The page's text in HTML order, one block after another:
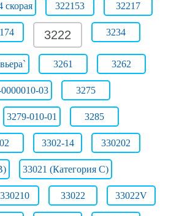
скорая 322153 32217
3222 3234
3261 3262
03 3275
3279-010-01 3285
3302-14 330202
33021 (Категория C)
330210 33022 33022V